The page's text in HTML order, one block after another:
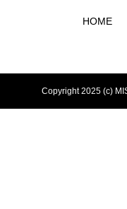
HOME
Copyright 2025 (c)